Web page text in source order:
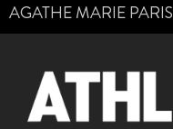
AGATHE MARIE PARIS